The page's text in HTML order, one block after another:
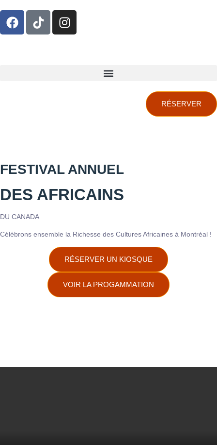
RÉSERVER
FESTIVAL ANNUEL
DES AFRICAINS
DU CANADA
Célébrons ensemble la Richesse des Cultures Africaines à Montréal !
RÉSERVER UN KIOSQUE
VOIR LA PROGAMMATION